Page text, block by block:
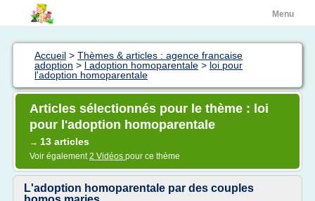
Menu
Accueil > Thèmes & articles : agence francaise
adoption > l adoption homoparentale > loi pour
l'adoption homoparentale
Articles sélectionnés pour le thème : loi
pour l'adoption homoparentale
→ 13 articles
Voir également2 Vidéos pour ce thème
L'adoption homoparentale par des couples